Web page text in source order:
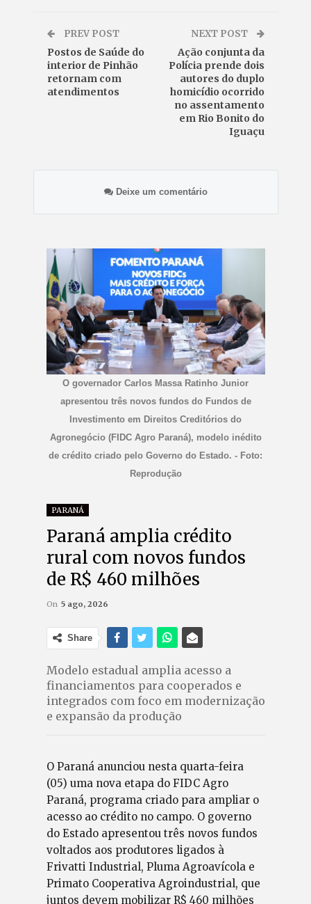
PREV POST
Postos de Saúde do
interior de Pinhão
retornam com
atendimentos
NEXT POST
Ação conjunta da
Polícia prende dois
autores do duplo
homicídio ocorrido
no assentamento
em Rio Bonito do
Iguaçu
Deixe um comentário
O governador Carlos Massa Ratinho Junior
apresentou três novos fundos do Fundos de
Investimento em Direitos Creditórios do
Agronegócio (FIDC Agro Paraná), modelo inédito
de crédito criado pelo Governo do Estado. - Foto:
Reprodução
PARANÁ
Paraná amplia crédito
rural com novos fundos
de R$ 460 milhões
On 5 ago, 2026
Share
Modelo estadual amplia acesso a
financiamentos para cooperados e
integrados com foco em modernização
e expansão da produção
O Paraná anunciou nesta quarta-feira
(05) uma nova etapa do FIDC Agro
Paraná, programa criado para ampliar o
acesso ao crédito no campo. O governo
do Estado apresentou três novos fundos
voltados aos produtores ligados à
Frivatti Industrial, Pluma Agroavícola e
Primato Cooperativa Agroindustrial, que
juntos devem mobilizar R$ 460 milhões